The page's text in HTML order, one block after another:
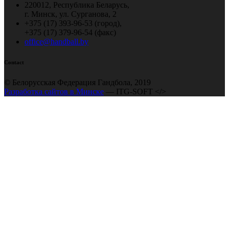
220012, Республика Беларусь,
г. Минск, ул. Сурганова, 2
+375 (17) 393-96-53 (город),
+375 (17) 379-96-54 (факс)
office@handball.by
Contact
© Белорусская Федерация Гандбола, 2019
Разработка сайтов в Минске — ITG-SOFT </>